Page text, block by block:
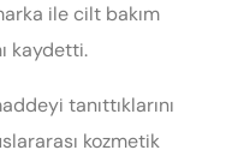
ile cilt bakım
kaydetti.
tanıttıklarını
kozmetik